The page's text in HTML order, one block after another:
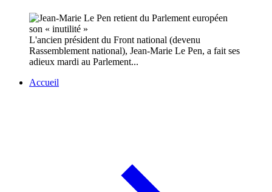
L'ancien président du Front national (devenu
Rassemblement national), Jean-Marie Le Pen, a fait ses
adieux mardi au Parlement...
Accueil